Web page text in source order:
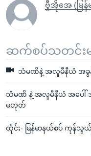
ဗွီအိုအေ (မြန်
ဆက်စပ်သတင်းမျ
သံမဏိနဲ့ အလူမီနီယံ အခွ
သံမဏိ နဲ့ အလူမီနီယံ အပေါ် အ
မဟုတ်
ထိုင်း- မြန်မာနယ်စပ် ကုန်သွ